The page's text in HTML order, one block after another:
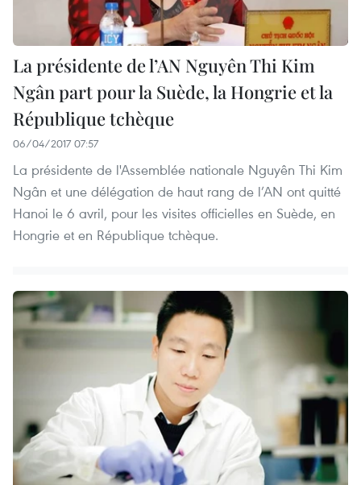
La présidente de l’AN Nguyên Thi Kim
Ngân part pour la Suède, la Hongrie et la
République tchèque
06/04/2017 07:57
La présidente de l'Assemblée nationale Nguyên Thi Kim
Ngân et une délégation de haut rang de l’AN ont quitté
Hanoi le 6 avril, pour les visites officielles en Suède, en
Hongrie et en République tchèque.